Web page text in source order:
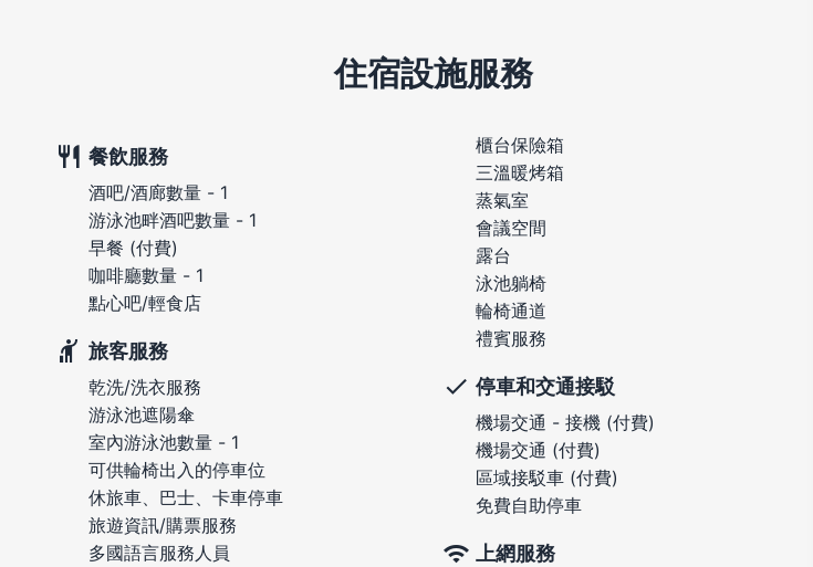
住宿設施服務
餐飲服務
酒吧/酒廊數量 - 1
游泳池畔酒吧數量 - 1
早餐 (付費)
咖啡廳數量 - 1
點心吧/輕食店
旅客服務
乾洗/洗衣服務
游泳池遮陽傘
室內游泳池數量 - 1
可供輪椅出入的停車位
休旅車、巴士、卡車停車
旅遊資訊/購票服務
多國語言服務人員
櫃台保險箱
三溫暖烤箱
蒸氣室
會議空間
露台
泳池躺椅
輪椅通道
禮賓服務
停車和交通接駁
機場交通 - 接機 (付費)
機場交通 (付費)
區域接駁車 (付費)
免費自助停車
上網服務